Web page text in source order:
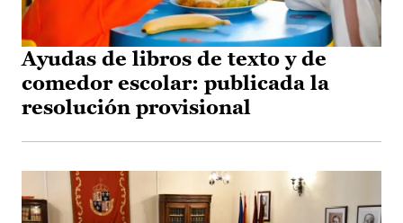
Ayudas de libros de texto y de
comedor escolar: publicada la
resolución provisional